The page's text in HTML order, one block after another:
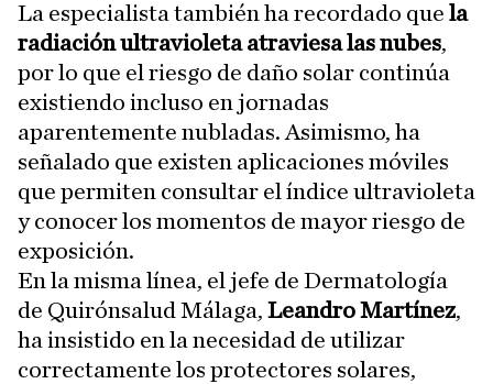
La especialista también ha recordado que la
radiación ultravioleta atraviesa las nubes,
por lo que el riesgo de daño solar continúa
existiendo incluso en jornadas
aparentemente nubladas. Asimismo, ha
señalado que existen aplicaciones móviles
que permiten consultar el índice ultravioleta
y conocer los momentos de mayor riesgo de
exposición.
En la misma línea, el jefe de Dermatología
de Quirónsalud Málaga, Leandro Martínez,
ha insistido en la necesidad de utilizar
correctamente los protectores solares,